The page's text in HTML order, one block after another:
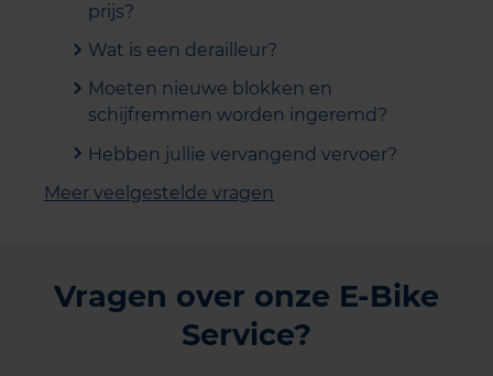
prijs?
Wat is een derailleur?
Moeten nieuwe blokken en
schijfremmen worden ingeremd?
Hebben jullie vervangend vervoer?
Meer veelgestelde vragen
Vragen over onze E-Bike
Service?